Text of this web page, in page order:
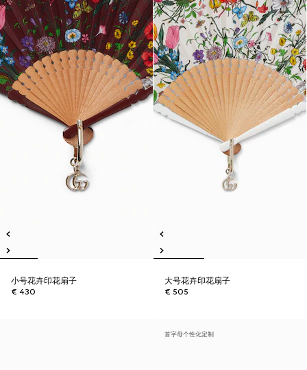
小号花卉印花扇子
€ 430
大号花卉印花扇子
€ 505
首字母个性化定制